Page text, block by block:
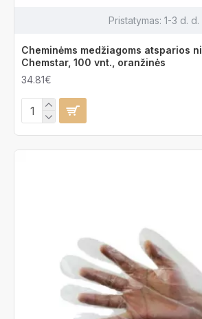
Pristatymas: 1-3 d. d.
Cheminėms medžiagoms atsparios
Chemstar, 100 vnt., oranžinės
34.81€